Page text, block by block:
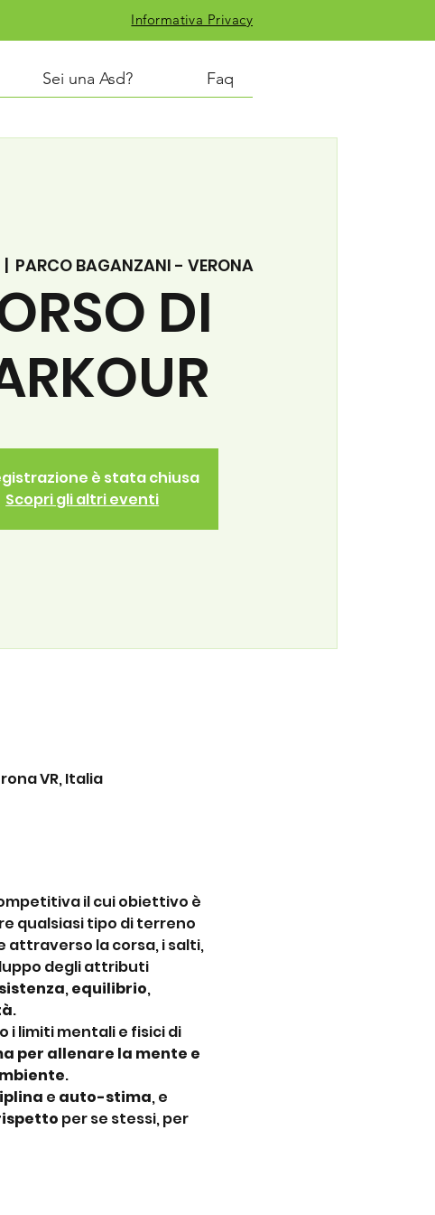
Informativa Privacy
Sei una Asd? Faq
PARCO BAGANZANI - VERONA
DI
è stata chiusa
Scopri gli altri eventi
VR, Italia
il cui obiettivo è
qualsiasi tipo di terreno
attraverso la corsa, i salti,
degli attributi
, equilibrio,
.
i limiti mentali e fisici di
per allenare la mente e
.
e auto-stima, e
per se stessi, per